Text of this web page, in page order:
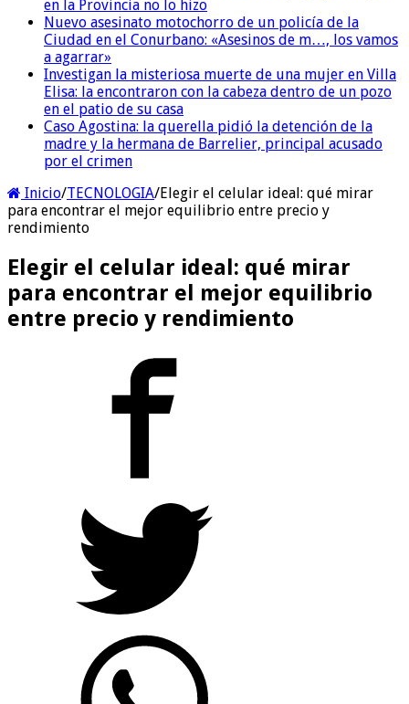
en la Provincia no lo hizo
Nuevo asesinato motochorro de un policía de la
Ciudad en el Conurbano: «Asesinos de m…, los vamos
a agarrar»
Investigan la misteriosa muerte de una mujer en Villa
Elisa: la encontraron con la cabeza dentro de un pozo
en el patio de su casa
Caso Agostina: la querella pidió la detención de la
madre y la hermana de Barrelier, principal acusado
por el crimen
Inicio/TECNOLOGIA/Elegir el celular ideal: qué mirar
para encontrar el mejor equilibrio entre precio y
rendimiento
Elegir el celular ideal: qué mirar
para encontrar el mejor equilibrio
entre precio y rendimiento